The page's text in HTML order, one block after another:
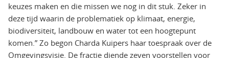
keuzes maken en die missen we nog in dit stuk. Zeker in
deze tijd waarin de problematiek op klimaat, energie,
biodiversiteit, landbouw en water tot een hoogtepunt
komen.” Zo begon Charda Kuipers haar toespraak over de
Omgevingsvisie. De fractie diende zeven voorstellen voor